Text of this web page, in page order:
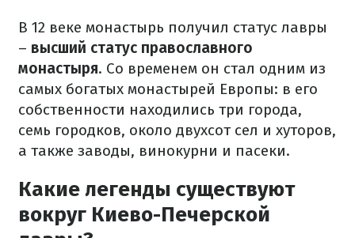
В 12 веке монастырь получил статус лавры
– высший статус православного
монастыря. Со временем он стал одним из
самых богатых монастырей Европы: в его
собственности находились три города,
семь городков, около двухсот сел и хуторов,
а также заводы, винокурни и пасеки.
Какие легенды существуют
вокруг Киево-Печерской